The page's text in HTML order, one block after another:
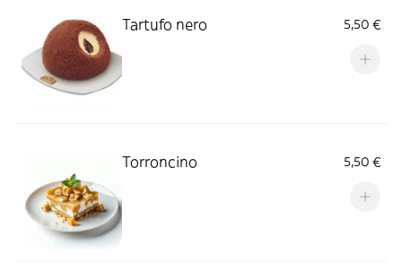
Tartufo nero 5,50 €
Torroncino 5,50 €